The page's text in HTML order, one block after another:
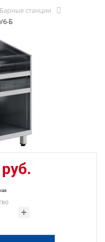
Барные станции
6-Б